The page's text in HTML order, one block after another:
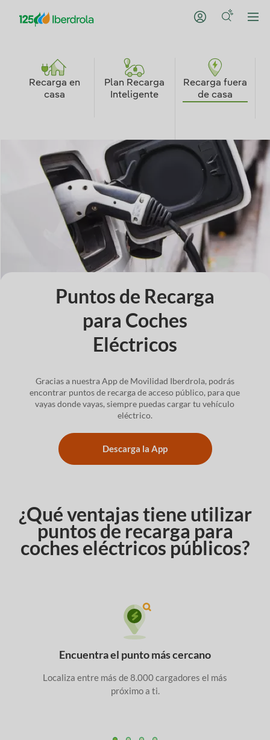
Recarga en
casa
Plan Recarga
Inteligente
Recarga fuera
de casa
Puntos de Recarga
para Coches
Eléctricos
Gracias a nuestra App de Movilidad Iberdrola, podrás
encontrar puntos de recarga de acceso público, para que
vayas donde vayas, siempre puedas cargar tu vehículo
eléctrico.
Descarga la App
¿Qué ventajas tiene utilizar
puntos de recarga para
coches eléctricos públicos?
Encuentra el puntomás cercano
Localiza entre más de 8.000 cargadores el más
próximo a ti.